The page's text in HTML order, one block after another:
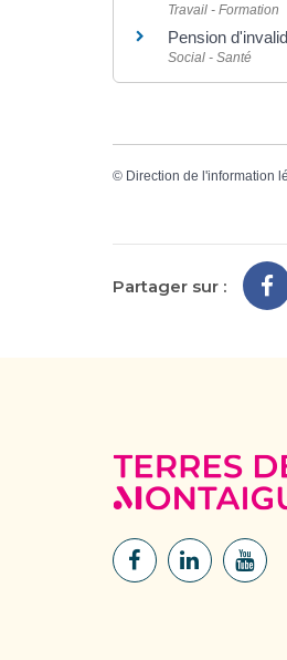
Travail - Formation
Pension
Social - Santé
© Direction de l'information
Partager sur :
Lien
Lien
Lien